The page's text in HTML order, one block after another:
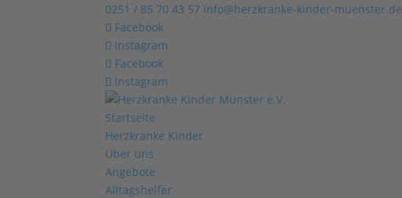
0251 / 85 70 43 57 info@herzkranke-kinder-muenster.de
Facebook
Instagram
Facebook
Instagram
Startseite
Herzkranke Kinder
Über uns
Angebote
Alltagshelfer